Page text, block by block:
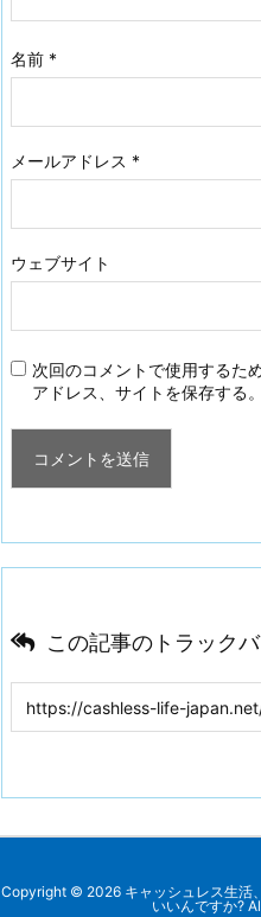
名前 *
メールアドレス *
ウェブサイト
次回のコメントで使用するた
アドレス、サイトを保存する。
この記事のトラック
Copyright © 2026 キャッシュレス生
いいんですか?